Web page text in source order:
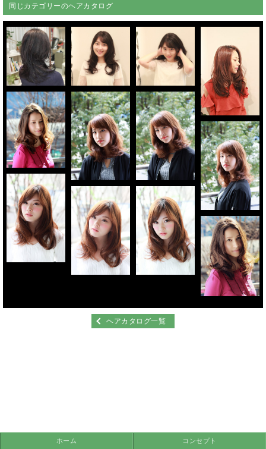
同じカテゴリーのヘアカタログ
ヘアカタログ一覧
ホーム コンセプト